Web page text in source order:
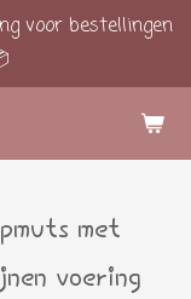
voor bestellingen
met
voering